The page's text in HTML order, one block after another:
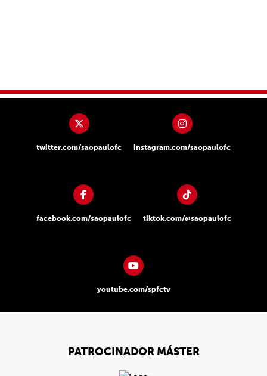
twitter.com/saopaulofc instagram.com/saopaulofc
facebook.com/saopaulofc tiktok.com/@saopaulofc
youtube.com/spfctv
PATROCINADOR MÁSTER